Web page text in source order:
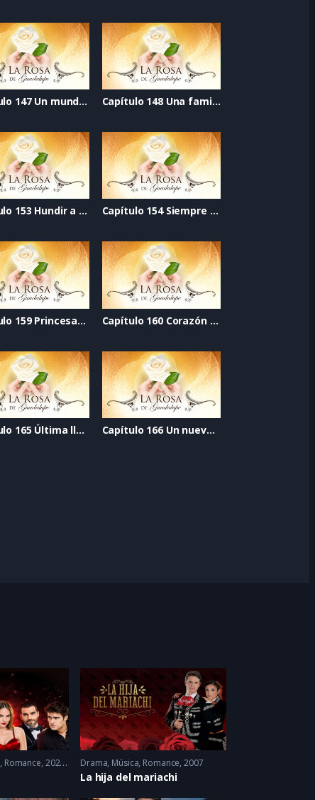
Capítulo 147 Un mundo mejor Capítulo 148 Una familia nueva
Capítulo 153 Hundir a la güera Capítulo 154 Siempre en mi corazón
Capítulo 159 Princesas sin dragones Capítulo 160 Corazón de azúcar
Capítulo 165 Última llamada al perdón Capítulo 166 Un nuevo corazón
, Romance 2022 - 2022 Drama, Música, Romance 2007
La hija del mariachi